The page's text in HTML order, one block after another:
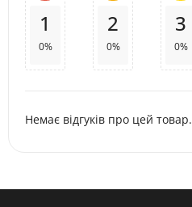
1
0%
2
0%
3
0%
Немає відгуків про цей товар.